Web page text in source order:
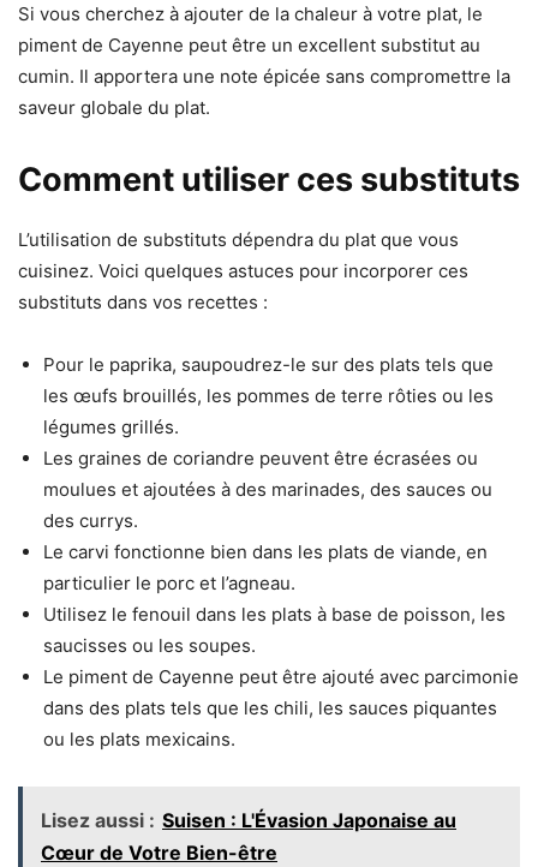
Si vous cherchez à ajouter de la chaleur à votre plat, le
piment de Cayenne peut être un excellent substitut au
cumin. Il apportera une note épicée sans compromettre la
saveur globale du plat.
Comment utiliser ces substituts
L’utilisation de substituts dépendra du plat que vous
cuisinez. Voici quelques astuces pour incorporer ces
substituts dans vos recettes :
Pour le paprika, saupoudrez-le sur des plats tels que
les œufs brouillés, les pommes de terre rôties ou les
légumes grillés.
Les graines de coriandre peuvent être écrasées ou
moulues et ajoutées à des marinades, des sauces ou
des currys.
Le carvi fonctionne bien dans les plats de viande, en
particulier le porc et l’agneau.
Utilisez le fenouil dans les plats à base de poisson, les
saucisses ou les soupes.
Le piment de Cayenne peut être ajouté avec parcimonie
dans des plats tels que les chili, les sauces piquantes
ou les plats mexicains.
Lisez aussi : Suisen : L'Évasion Japonaise au
Cœur de Votre Bien-être